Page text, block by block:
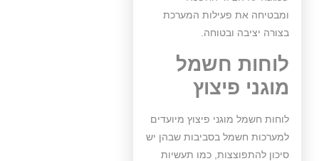
ומבטיחה את פעילות המערכת
בצורה יציבה ובטוחה.
לוחות חשמל
מוגני פיצוץ
לוחות חשמל מוגני פיצוץ מיועדים
למערכות חשמל בסביבות שבהן יש
סיכון להתפוצצות, כמו תעשיות